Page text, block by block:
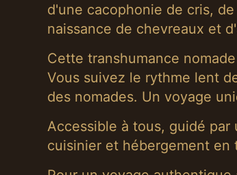
d'une cacophonie de cris,
naissance de chevreaux et
Cette transhumance
Vous suivez le rythme lent
des nomades. Un voyage
Accessible à tous, guidé
cuisinier et hébergement en